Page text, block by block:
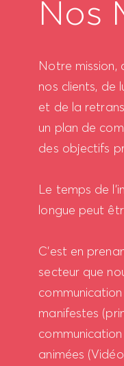
Nos
Notre mission,
nos clients, de
et de la
un plan de
des objectifs
Le temps de
longue peut
C’est en
secteur que
manifestes
animées